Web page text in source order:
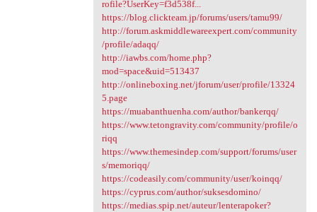
rofile?UserKey=f3d538f...
https://blog.clickteam.jp/forums/users/tamu99/
http://forum.askmiddlewareexpert.com/community
/profile/adaqq/
http://iawbs.com/home.php?
mod=space&uid=513437
http://onlineboxing.net/jforum/user/profile/13324
5.page
https://muabanthuenha.com/author/bankerqq/
https://www.tetongravity.com/community/profile/o
riqq
https://www.themesindep.com/support/forums/user
s/memoriqq/
https://codeasily.com/community/user/koinqq/
https://cyprus.com/author/suksesdomino/
https://medias.spip.net/auteur/lenterapoker?